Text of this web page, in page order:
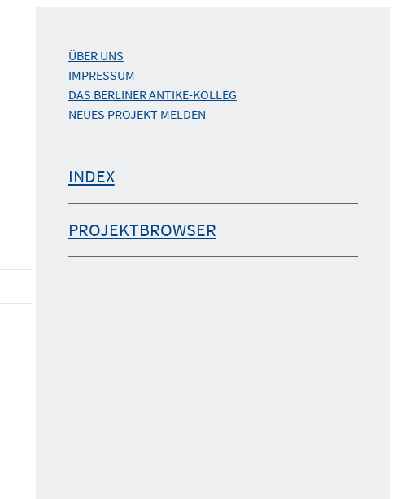
ÜBER UNS
IMPRESSUM
DAS BERLINER ANTIKE-KOLLEG
NEUES PROJEKT MELDEN
INDEX
PROJEKTBROWSER